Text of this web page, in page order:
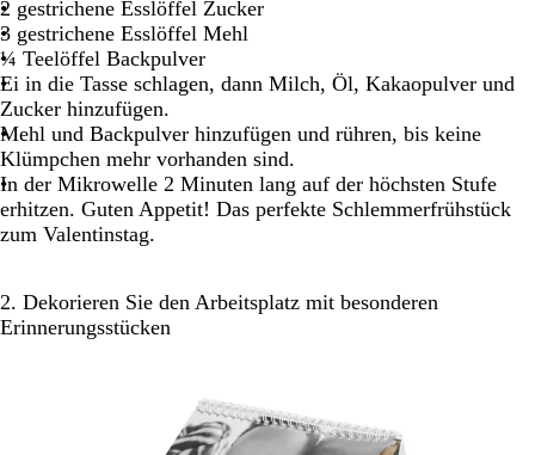
2 gestrichene Esslöffel Zucker
3 gestrichene Esslöffel Mehl
¼ Teelöffel Backpulver
Ei in die Tasse schlagen, dann Milch, Öl, Kakaopulver und
Zucker hinzufügen.
Mehl und Backpulver hinzufügen und rühren, bis keine
Klümpchen mehr vorhanden sind.
In der Mikrowelle 2 Minuten lang auf der höchsten Stufe
erhitzen. Guten Appetit! Das perfekte Schlemmerfrühstück
zum Valentinstag.
2. Dekorieren Sie den Arbeitsplatz mit besonderen
Erinnerungsstücken